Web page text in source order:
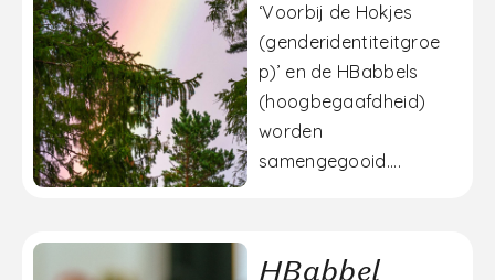
‘Voorbij de Hokjes
(genderidentiteitgroe
p)’ en de HBabbels
(hoogbegaafdheid)
worden
samengegooid....
HBabbel